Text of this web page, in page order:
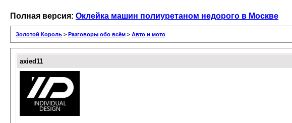
Полная версия: Оклейка машин полиуретаном недорого в Москве
Золотой Король > Разговоры обо всём > Авто и мото
axied11